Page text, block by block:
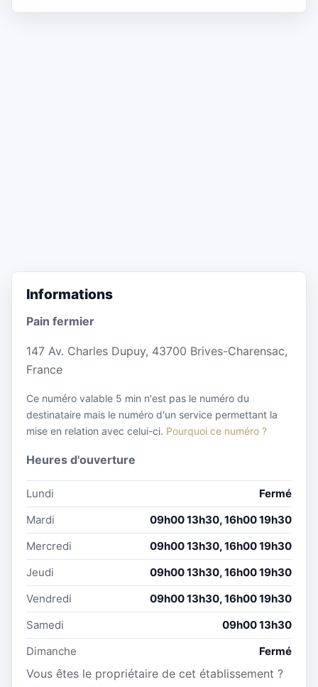
Informations
Pain fermier
147 Av. Charles Dupuy, 43700 Brives-Charensac,
France
Ce numéro valable 5 min n'est pas le numéro du
destinataire mais le numéro d'un service permettant la
mise en relation avec celui-ci. Pourquoi ce numéro ?
Heures d'ouverture
Lundi
Fermé
Mardi
09h00 13h30, 16h00 19h30
Mercredi
09h00 13h30, 16h00 19h30
Jeudi
09h00 13h30, 16h00 19h30
Vendredi
09h00 13h30, 16h00 19h30
Samedi
09h00 13h30
Dimanche
Fermé
Vous êtes le propriétaire de cet établissement ?